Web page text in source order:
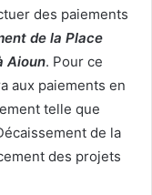
des paiements
de la Place
Aioun. Pour ce
aux paiements en
telle que
de la
des projets